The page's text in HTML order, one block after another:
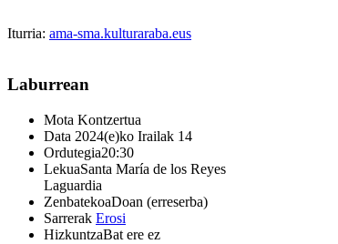
Iturria: ama-sma.kulturaraba.eus
Laburrean
Mota Kontzertua
Data 2024(e)ko Irailak 14
Ordutegia20:30
LekuaSanta María de los Reyes
Laguardia
ZenbatekoaDoan (erreserba)
Sarrerak Erosi
HizkuntzaBat ere ez